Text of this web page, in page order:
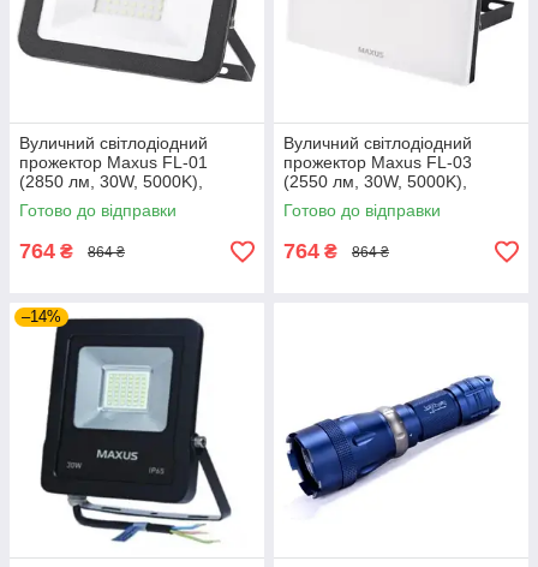
Вуличний світлодіодний
прожектор Maxus FL-01
(2850 лм, 30W, 5000K),
вологозахищений LED ліхтар
IP65, чорний
Готово до відправки
764 ₴ 864 ₴
Вуличний світлодіодний
прожектор Maxus FL-03
(2550 лм, 30W, 5000K),
вологозахищений навісний
LED світильник IP65
Готово до відправки
764 ₴ 864 ₴
–14%